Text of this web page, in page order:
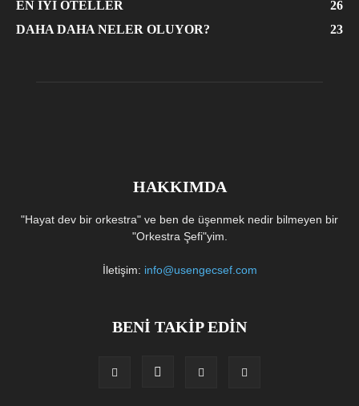
EN İYI OTELLER
26
DAHA DAHA NELER OLUYOR?
23
HAKKIMDA
"Hayat dev bir orkestra" ve ben de üşenmek nedir bilmeyen bir
"Orkestra Şefi"yim.
İletişim: info@usengecsef.com
BENİ TAKİP EDİN